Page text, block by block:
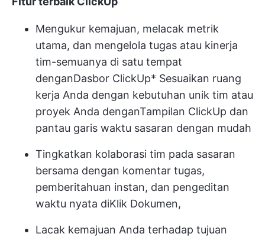
Mengukur kemajuan, melacak metrik
utama, dan mengelola tugas atau kinerja
tim-semuanya di satu tempat
denganDasbor ClickUp* Sesuaikan ruang
kerja Anda dengan kebutuhan unik tim atau
proyek Anda denganTampilan ClickUp dan
pantau garis waktu sasaran dengan mudah
Tingkatkan kolaborasi tim pada sasaran
bersama dengan komentar tugas,
pemberitahuan instan, dan pengeditan
waktu nyata diKlik Dokumen,
Lacak kemajuan Anda terhadap tujuan